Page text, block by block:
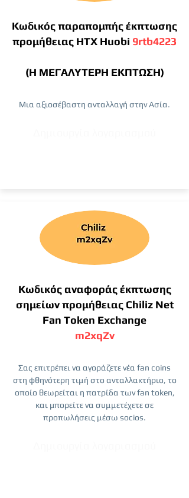
Κωδικός παραπομπής έκπτωσης
προμήθειας HTX Huobi 9rtb4223
(Η ΜΕΓΑΛΥΤΕΡΗ ΕΚΠΤΩΣΗ)
Μια αξιοσέβαστη ανταλλαγή στην Ασία.
Κωδικός αναφοράς έκπτωσης
σημείων προμήθειας Chiliz Net
Fan Token Exchange
m2xqZv
Σας επιτρέπει να αγοράζετε νέα fan coins
στη φθηνότερη τιμή στο ανταλλακτήριο, το
οποίο θεωρείται η πατρίδα των fan token,
και μπορείτε να συμμετέχετε σε
προπωλήσεις μέσω socios.